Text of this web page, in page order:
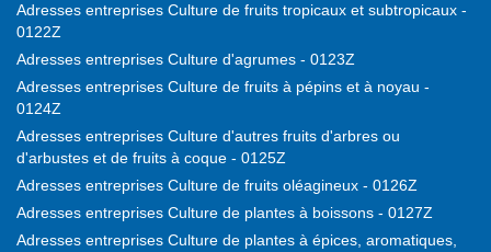
Adresses entreprises Culture de fruits tropicaux et subtropicaux -
0122Z
Adresses entreprises Culture d'agrumes - 0123Z
Adresses entreprises Culture de fruits à pépins et à noyau -
0124Z
Adresses entreprises Culture d'autres fruits d'arbres ou
d'arbustes et de fruits à coque - 0125Z
Adresses entreprises Culture de fruits oléagineux - 0126Z
Adresses entreprises Culture de plantes à boissons - 0127Z
Adresses entreprises Culture de plantes à épices, aromatiques,